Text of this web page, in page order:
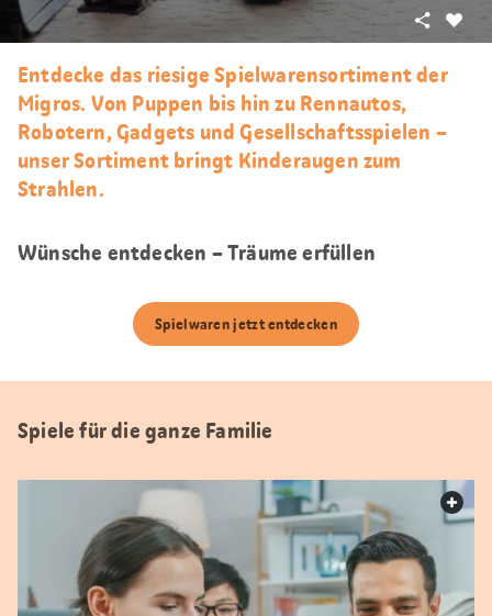
Teilen
Entdecke das riesige Spielwarensortiment der
Migros. Von Puppen bis hin zu Rennautos,
Robotern, Gadgets und Gesellschaftsspielen –
unser Sortiment bringt Kinderaugen zum
Strahlen.
Wünsche entdecken – Träume erfüllen
Spielwaren jetzt entdecken
Spiele für die ganze Familie